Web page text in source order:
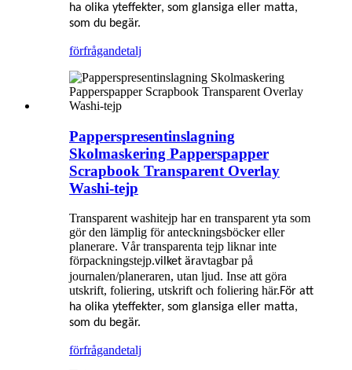
ha olika yteffekter, som glansiga eller matta,
som du begär.
förfrågandetalj
Papperspresentinslagning
Skolmaskering Papperspapper
Scrapbook Transparent Overlay
Washi-tejp
Transparent washitejp har en transparent yta som
gör den lämplig för anteckningsböcker eller
planerare. Vår transparenta tejp liknar inte
förpackningstejp.vilket äravtagbar på
journalen/planeraren, utan ljud. Inse att göra
utskrift, foliering, utskrift och foliering här.För att
ha olika yteffekter, som glansiga eller matta,
som du begär.
förfrågandetalj